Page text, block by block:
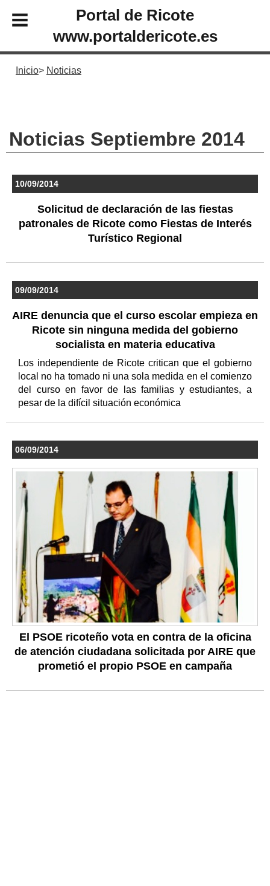
Portal de Ricote
www.portaldericote.es
Inicio Noticias
Noticias Septiembre 2014
10/09/2014
Solicitud de declaración de las fiestas
patronales de Ricote como Fiestas de Interés
Turístico Regional
09/09/2014
AIRE denuncia que el curso escolar empieza en
Ricote sin ninguna medida del gobierno
socialista en materia educativa
Los independiente de Ricote critican que el gobierno
local no ha tomado ni una sola medida en el comienzo
del curso en favor de las familias y estudiantes, a
pesar de la difícil situación económica
06/09/2014
El PSOE ricoteño vota en contra de la oficina
de atención ciudadana solicitada por AIRE que
prometió el propio PSOE en campaña